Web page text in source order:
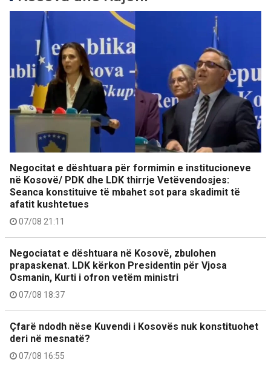
Negocitat e dështuara për formimin e institucioneve
në Kosovë/ PDK dhe LDK thirrje Vetëvendosjes:
Seanca konstituive të mbahet sot para skadimit të
afatit kushtetues
07/08 21:11
Negociatat e dështuara në Kosovë, zbulohen
prapaskenat. LDK kërkon Presidentin për Vjosa
Osmanin, Kurti i ofron vetëm ministri
07/08 18:37
Çfarë ndodh nëse Kuvendi i Kosovës nuk konstituohet
deri në mesnatë?
07/08 16:55